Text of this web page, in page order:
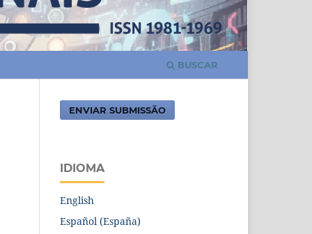
BUSCAR
ENVIAR SUBMISSÃO
IDIOMA
English
Español (España)